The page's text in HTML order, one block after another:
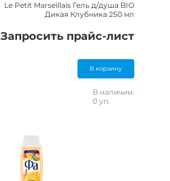
Le Petit Marseillais Гель д/душа BIO
Дикая Клубника 250 мл
Запросить прайс-лист
В корзину
В наличии:
0 уп.